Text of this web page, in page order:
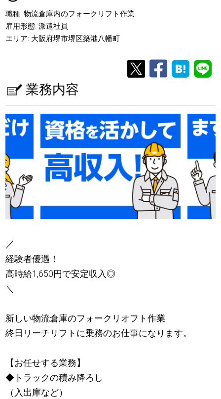
職種: 物流倉庫内のフォークリフト作業
雇用形態: 派遣社員
エリア: 大阪府堺市堺区築港八幡町
業務内容
／
経験者優遇！
高時給1,650円で安定収入◎
＼
新しい物流倉庫のフォークリオフト作業
終日リーチリフトに乗務のお仕事になります。
【お任せする業務】
◆トラックの積み降ろし
（入出庫など）